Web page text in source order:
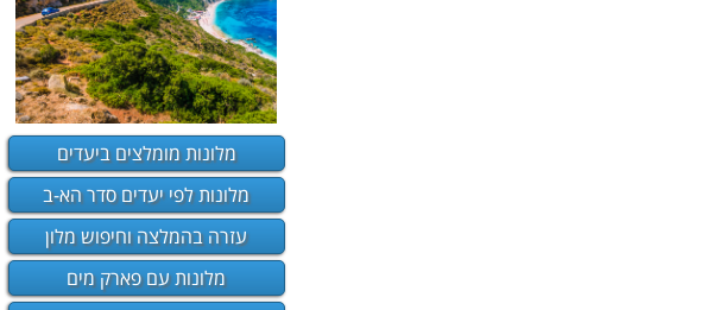
מלונות מומלצים ביעדים
מלונות לפי יעדים סדר הא-ב
עזרה בהמלצה וחיפוש מלון
מלונות עם פארק מים